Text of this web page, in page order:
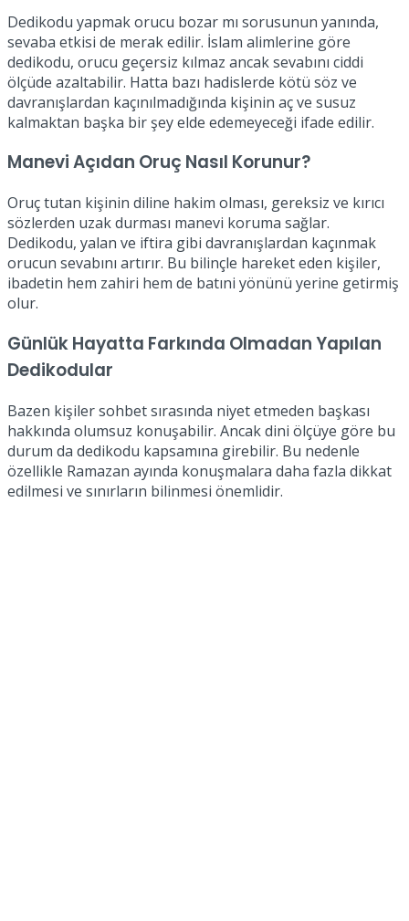
Dedikodu yapmak orucu bozar mı sorusunun yanında,
sevaba etkisi de merak edilir. İslam alimlerine göre
dedikodu, orucu geçersiz kılmaz ancak sevabını ciddi
ölçüde azaltabilir. Hatta bazı hadislerde kötü söz ve
davranışlardan kaçınılmadığında kişinin aç ve susuz
kalmaktan başka bir şey elde edemeyeceği ifade edilir.
Manevi Açıdan Oruç Nasıl Korunur?
Oruç tutan kişinin diline hakim olması, gereksiz ve kırıcı
sözlerden uzak durması manevi koruma sağlar.
Dedikodu, yalan ve iftira gibi davranışlardan kaçınmak
orucun sevabını artırır. Bu bilinçle hareket eden kişiler,
ibadetin hem zahiri hem de batıni yönünü yerine getirmiş
olur.
Günlük Hayatta Farkında Olmadan Yapılan
Dedikodular
Bazen kişiler sohbet sırasında niyet etmeden başkası
hakkında olumsuz konuşabilir. Ancak dini ölçüye göre bu
durum da dedikodu kapsamına girebilir. Bu nedenle
özellikle Ramazan ayında konuşmalara daha fazla dikkat
edilmesi ve sınırların bilinmesi önemlidir.